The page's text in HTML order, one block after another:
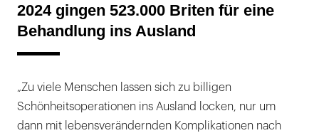
2024 gingen 523.000 Briten für eine
Behandlung ins Ausland
„Zu viele Menschen lassen sich zu billigen
Schönheitsoperationen ins Ausland locken, nur um
dann mit lebensverändernden Komplikationen nach